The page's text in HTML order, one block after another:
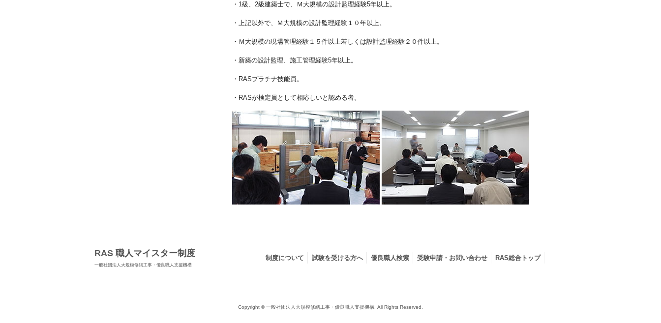
・1級、2級建築士で、Ｍ大規模の設計監理経験5年以上。
・上記以外で、Ｍ大規模の設計監理経験１０年以上。
・Ｍ大規模の現場管理経験１５件以上若しくは設計監理経験２０件以上。
・新築の設計監理、施工管理経験5年以上。
・RASプラチナ技能員。
・RASが検定員として相応しいと認める者。
RAS 職人マイスター制度
一般社団法人大規模修繕工事・優良職人支援機構
制度について 試験を受ける方へ 優良職人検索 受験申請・お問い合わせ RAS総合トップ
Copyright © 一般社団法人大規模修繕工事・優良職人支援機構. All Rights Reserved.